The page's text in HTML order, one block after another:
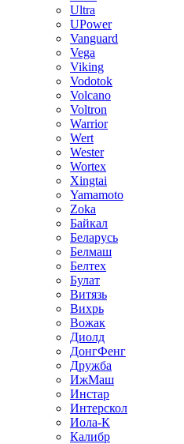
Ultra
UPower
Vanguard
Vega
Viking
Vodotok
Volcano
Voltron
Warrior
Wert
Wester
Wortex
Xingtai
Yamamoto
Zoka
Байкал
Беларусь
Белмаш
Белтех
Булат
Витязь
Вихрь
Вожак
Диолд
ДонгФенг
Дружба
ИжМаш
Инстар
Интерскол
Иола-К
Калибр